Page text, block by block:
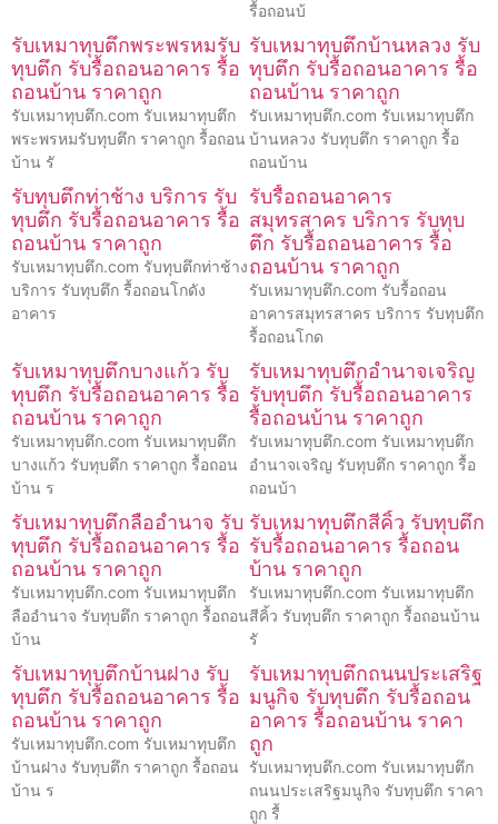
รื้อถอนบ้
รับเหมาทุบตึกพระพรหมรับ
ทุบตึก รับรื้อถอนอาคาร รื้อ
ถอนบ้าน ราคาถูก
รับเหมาทุบตึก.com รับเหมาทุบตึก
พระพรหมรับทุบตึก ราคาถูก รื้อถอน
บ้าน รั
รับเหมาทุบตึกบ้านหลวง รับ
ทุบตึก รับรื้อถอนอาคาร รื้อ
ถอนบ้าน ราคาถูก
รับเหมาทุบตึก.com รับเหมาทุบตึก
บ้านหลวง รับทุบตึก ราคาถูก รื้อ
ถอนบ้าน
รับทุบตึกท่าช้าง บริการ รับ
ทุบตึก รับรื้อถอนอาคาร รื้อ
ถอนบ้าน ราคาถูก
รับเหมาทุบตึก.com รับทุบตึกท่าช้าง
บริการ รับทุบตึก รื้อถอนโกดัง
อาคาร
รับรื้อถอนอาคาร
สมุทรสาคร บริการ รับทุบ
ตึก รับรื้อถอนอาคาร รื้อ
ถอนบ้าน ราคาถูก
รับเหมาทุบตึก.com รับรื้อถอน
อาคารสมุทรสาคร บริการ รับทุบตึก
รื้อถอนโกด
รับเหมาทุบตึกบางแก้ว รับ
ทุบตึก รับรื้อถอนอาคาร รื้อ
ถอนบ้าน ราคาถูก
รับเหมาทุบตึก.com รับเหมาทุบตึก
บางแก้ว รับทุบตึก ราคาถูก รื้อถอน
บ้าน ร
รับเหมาทุบตึกอำนาจเจริญ
รับทุบตึก รับรื้อถอนอาคาร
รื้อถอนบ้าน ราคาถูก
รับเหมาทุบตึก.com รับเหมาทุบตึก
อำนาจเจริญ รับทุบตึก ราคาถูก รื้อ
ถอนบ้า
รับเหมาทุบตึกลืออำนาจ รับ
ทุบตึก รับรื้อถอนอาคาร รื้อ
ถอนบ้าน ราคาถูก
รับเหมาทุบตึก.com รับเหมาทุบตึก
ลืออำนาจ รับทุบตึก ราคาถูก รื้อถอน
บ้าน
รับเหมาทุบตึกสีคิ้ว รับทุบตึก
รับรื้อถอนอาคาร รื้อถอน
บ้าน ราคาถูก
รับเหมาทุบตึก.com รับเหมาทุบตึก
สีคิ้ว รับทุบตึก ราคาถูก รื้อถอนบ้าน
รั
รับเหมาทุบตึกบ้านฝาง รับ
ทุบตึก รับรื้อถอนอาคาร รื้อ
ถอนบ้าน ราคาถูก
รับเหมาทุบตึก.com รับเหมาทุบตึก
บ้านฝาง รับทุบตึก ราคาถูก รื้อถอน
บ้าน ร
รับเหมาทุบตึกถนนประเสริฐ
มนูกิจ รับทุบตึก รับรื้อถอน
อาคาร รื้อถอนบ้าน ราคา
ถูก
รับเหมาทุบตึก.com รับเหมาทุบตึก
ถนนประเสริฐมนูกิจ รับทุบตึก ราคา
ถูก รื้